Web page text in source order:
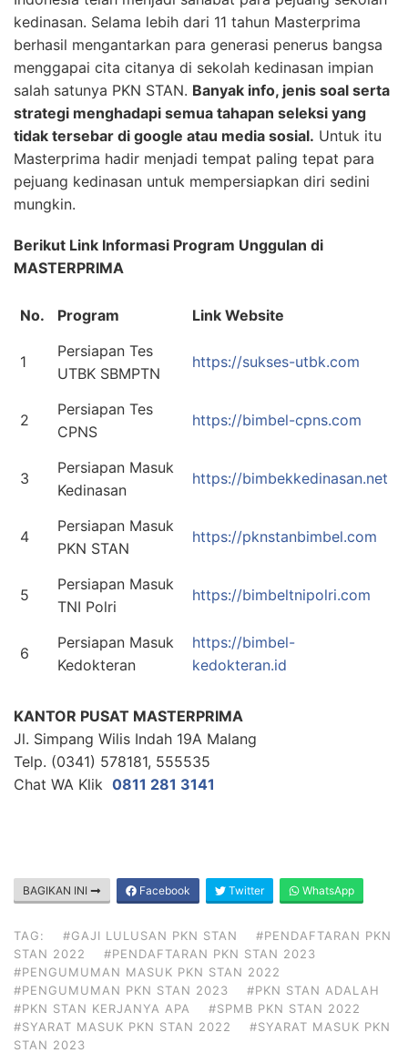
kedinasan. Selama lebih dari 11 tahun Masterprima
berhasil mengantarkan para generasi penerus bangsa
menggapai cita citanya di sekolah kedinasan impian
salah satunya PKN STAN. Banyak info, jenis soal serta
strategi menghadapi semua tahapan seleksi yang
tidak tersebar di google atau media sosial. Untuk itu
Masterprima hadir menjadi tempat paling tepat para
pejuang kedinasan untuk mempersiapkan diri sedini
mungkin.
Berikut Link Informasi Program Unggulan di
MASTERPRIMA
No. Program Link Website
1
Persiapan Tes
UTBK SBMPTN
https://sukses-utbk.com
2
Persiapan Tes
CPNS
https://bimbel-cpns.com
3
Persiapan Masuk
Kedinasan
https://bimbekkedinasan.net
4
Persiapan Masuk
PKN STAN
https://pknstanbimbel.com
5
Persiapan Masuk
TNI Polri
https://bimbeltnipolri.com
6
Persiapan Masuk
Kedokteran
https://bimbel-
kedokteran.id
KANTOR PUSAT MASTERPRIMA
Jl. Simpang Wilis Indah 19A Malang
Telp. (0341) 578181, 555535
Chat WA Klik 0811 281 3141
BAGIKAN INI Facebook Twitter WhatsApp
TAG: #GAJI LULUSAN PKN STAN
#PENDAFTARAN PKN
STAN 2022
#PENDAFTARAN PKN STAN 2023
#PENGUMUMAN MASUK PKN STAN 2022
#PENGUMUMAN PKN STAN 2023
#PKN STAN ADALAH
#PKN STAN KERJANYA APA
#SPMB PKN STAN 2022
#SYARAT MASUK PKN STAN 2022
#SYARAT MASUK PKN
STAN 2023